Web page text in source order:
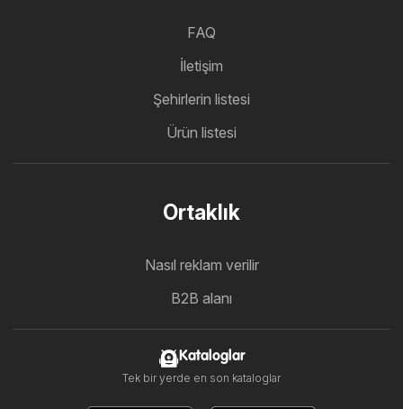
FAQ
İletişim
Şehirlerin listesi
Ürün listesi
Ortaklık
Nasıl reklam verilir
B2B alanı
Kataloglar
Tek bir yerde en son kataloglar